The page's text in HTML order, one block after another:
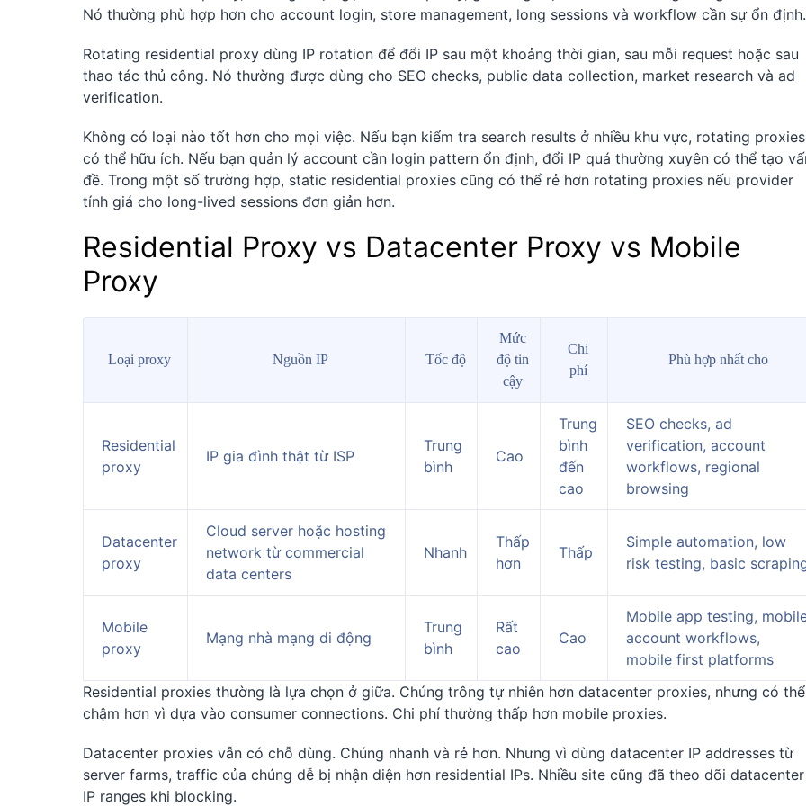
Nó thường phù hợp hơn cho account login, store management, long sessions và workflow cần sự ổn định.
Rotating residential proxy dùng IP rotation để đổi IP sau một khoảng thời gian, sau mỗi request hoặc sau
thao tác thủ công. Nó thường được dùng cho SEO checks, public data collection, market research và ad
verification.
Không có loại nào tốt hơn cho mọi việc. Nếu bạn kiểm tra search results ở nhiều khu vực, rotating proxies
có thể hữu ích. Nếu bạn quản lý account cần login pattern ổn định, đổi IP quá thường xuyên có thể tạo
đề. Trong một số trường hợp, static residential proxies cũng có thể rẻ hơn rotating proxies nếu provider
tính giá cho long-lived sessions đơn giản hơn.
Residential Proxy vs Datacenter Proxy vs Mobile
Proxy
Loại proxy Nguồn IP Tốc độ
Mức
độ tin
cậy
Chi
phí
Phù hợp nhất cho
Residential
proxy
IP gia đình thật từ ISP
Trung
bình
Cao
Trung
bình
đến
cao
SEO checks, ad
verification, account
workflows, regional
browsing
Datacenter
proxy
Cloud server hoặc hosting
network từ commercial
data centers
Nhanh
Thấp
hơn
Thấp
Simple automation, low
risk testing, basic
Mobile
proxy
Mạng nhà mạng di động
Trung
bình
Rất
cao
Cao
Mobile app testing,
account workflows,
mobile first platforms
Residential proxies thường là lựa chọn ở giữa. Chúng trông tự nhiên hơn datacenter proxies, nhưng có thể
chậm hơn vì dựa vào consumer connections. Chi phí thường thấp hơn mobile proxies.
Datacenter proxies vẫn có chỗ dùng. Chúng nhanh và rẻ hơn. Nhưng vì dùng datacenter IP addresses từ
server farms, traffic của chúng dễ bị nhận diện hơn residential IPs. Nhiều site cũng đã theo dõi datacenter
IP ranges khi blocking.